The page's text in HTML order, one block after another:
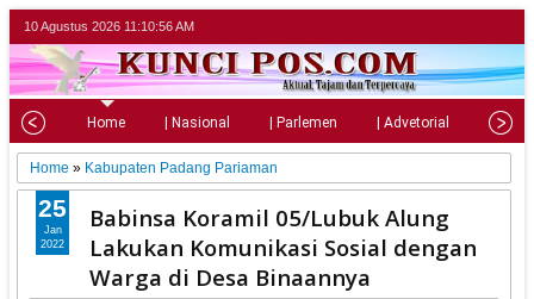
10 Agustus 2026 11:10:57 AM
Home | Nasional | Parlemen | Advetorial |
Home » Kabupaten Padang Pariaman
Babinsa Koramil 05/Lubuk Alung
Lakukan Komunikasi Sosial dengan
Warga di Desa Binaannya
25
Jan
2022